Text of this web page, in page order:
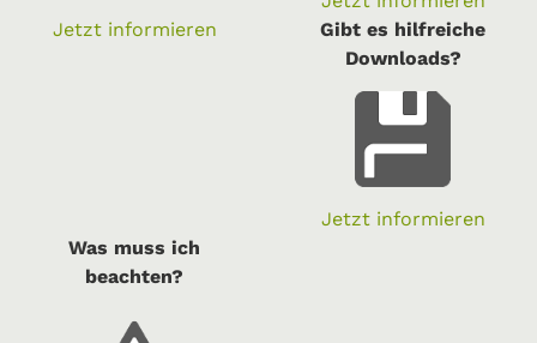
Jetzt informieren
Gibt es hilfreiche
Downloads?
Jetzt informieren
Was muss ich
beachten?